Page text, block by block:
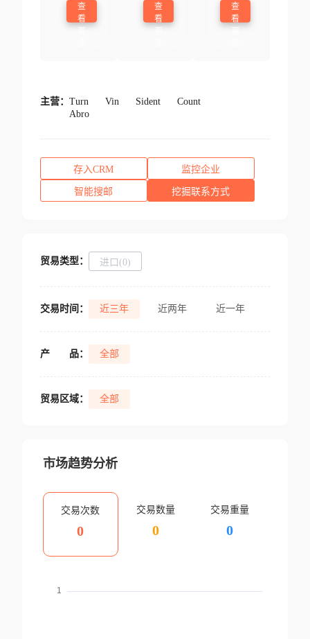
查
看
查
看
查
看
主营： Turn Vin Sident
Count
Abro
存入CRM 监控企业
智能搜邮 挖掘联系方式
贸易类型： 进口(0)
交易时间： 近三年 近两年 近一年
产 品： 全部
贸易区域： 全部
市场趋势分析
交易次数
0
交易数量
0
交易重量
0